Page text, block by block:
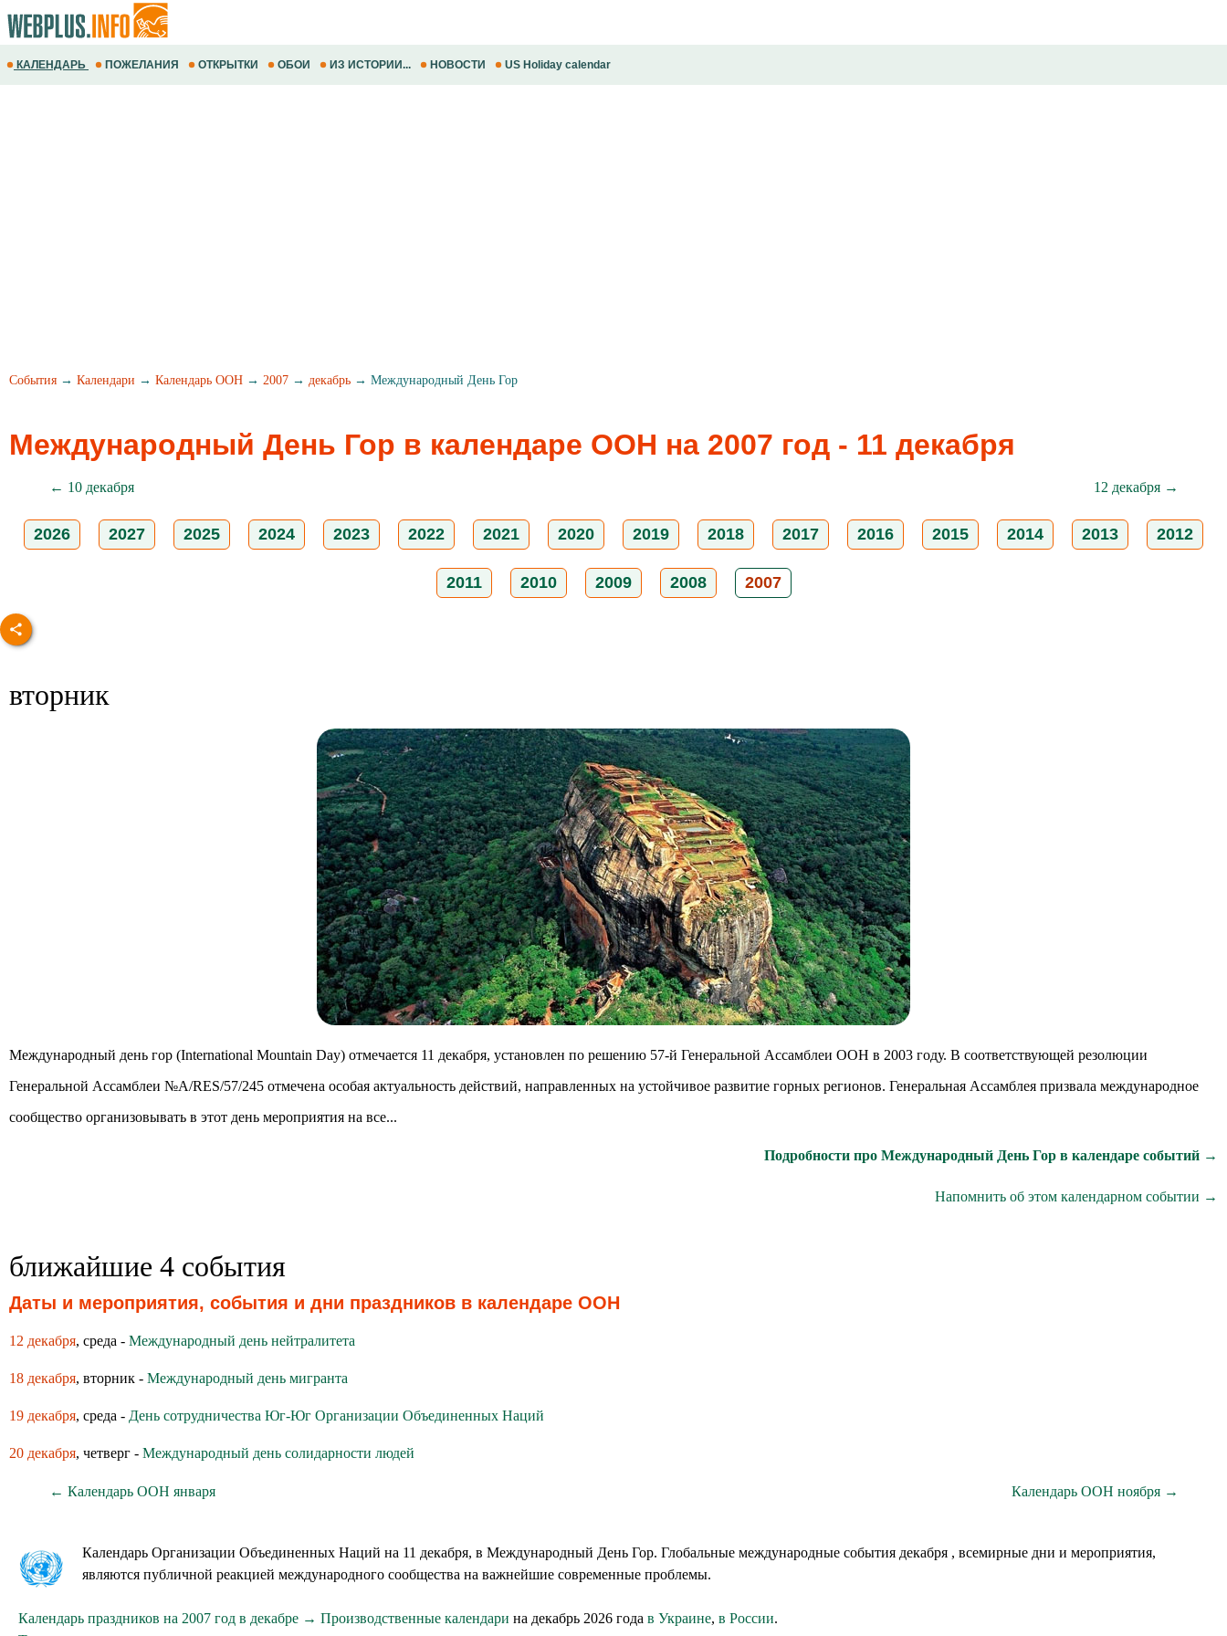
КАЛЕНДАРЬ ПОЖЕЛАНИЯ ОТКРЫТКИ ОБОИ ИЗ ИСТОРИИ... НОВОСТИ US Holiday calendar
События → Календари → Календарь ООН → 2007 → декабрь → Международный День Гор
Международный День Гор в календаре ООН на 2007 год - 11 декабря
← 10 декабря 12 декабря →
2026 2027 2025 2024 2023 2022 2021 2020 2019 2018 2017 2016 2015 2014 2013 2012
2011 2010 2009 2008 2007
вторник
Международный день гор (International Mountain Day) отмечается 11 декабря, установлен по решению 57-й Генеральной Ассамблеи ООН в 2003 году. В соответствующей резолюции
Генеральной Ассамблеи №A/RES/57/245 отмечена особая актуальность действий, направленных на устойчивое развитие горных регионов. Генеральная Ассамблея призвала международное
сообщество организовывать в этот день мероприятия на все...
Подробности про Международный День Гор в календаре событий →
Напомнить об этом календарном событии →
ближайшие 4 события
Даты и мероприятия, события и дни праздников в календаре ООН
12 декабря, среда - Международный день нейтралитета
18 декабря, вторник - Международный день мигранта
19 декабря, среда - День сотрудничества Юг-Юг Организации Объединенных Наций
20 декабря, четверг - Международный день солидарности людей
← Календарь ООН января Календарь ООН ноября →
Календарь Организации Объединенных Наций на 11 декабря, в Международный День Гор. Глобальные международные события декабря , всемирные дни и мероприятия,
являются публичной реакцией международного сообщества на важнейшие современные проблемы.
Календарь праздников на 2007 год в декабре → Производственные календари на декабрь 2026 года в Украине, в России.